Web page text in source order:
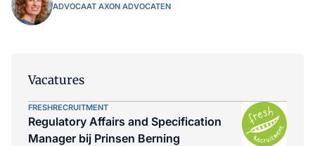
ADVOCAAT AXON ADVOCATEN
Vacatures
FRESHRECRUITMENT
Regulatory Affairs and Specification
Manager bij Prinsen Berning